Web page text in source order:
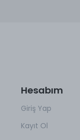
Hesabım
Giriş Yap
Kayıt Ol